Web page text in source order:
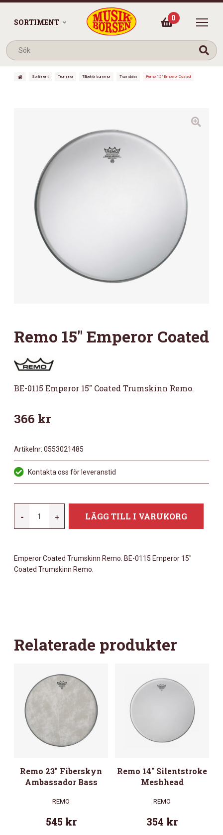
SORTIMENT 0
Sortiment Trummor Tillbehör trummor Trumskinn Remo 15″ Emperor Coated
Remo 15″ Emperor Coated
BE-0115 Emperor 15″ Coated Trumskinn Remo.
366 kr
Artikelnr: 0553021485
Kontakta oss för leveranstid
-
15"
MÄNGD
+ LÄGG TILL I VARUKORG
Emperor Coated Trumskinn Remo. BE-0115 Emperor 15″
Coated Trumskinn Remo.
Relaterade produkter
Remo 23″ Fiberskyn
Ambassador Bass
REMO
545 kr
Remo 14″ Silentstroke
Meshhead
REMO
354 kr